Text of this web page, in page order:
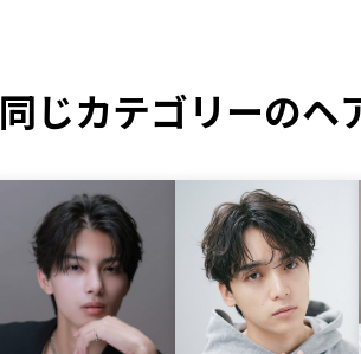
同じカテゴリーのヘ